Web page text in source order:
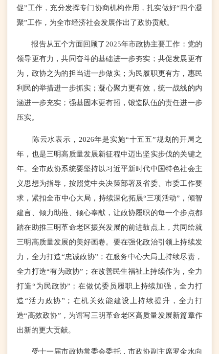
促”工作，充分发挥专门协商机构作用，扎实做好“四个凝
聚”工作，为全市经济社会发展作出了政协贡献。
报告从五个方面回顾了2025年市政协主要工作：党的
领导更有力，共同奋斗的基础进一步夯实；共促发展更有
为，政协之为的担当进一步做实；为民履职更有方，惠民
利民的举措进一步抓实；凝心聚力更有效，统一战线的内
涵进一步充实；强基固本更有招，锻造队伍的责任进一步
压实。
陈云水表示，2026年是实施“十五五”规划的开局之
年，也是三明高质量发展新征程中迈出坚实步伐的关键之
年。全市政协系统要坚持以习近平新时代中国特色社会主
义思想为指导，按照党中央决策部署及省委、市委工作要
求，紧扣全市中心大局，持续深化拓展“三项活动”，倾智
建言、倾力助推、倾心奉献，让政协履职的每一个步点都
踏在助推三明革命老区振兴发展的前进鼓点上，共同绘就
三明高质量发展的美好画卷。要在强化政治引领上持续发
力，全力打造“忠诚政协”；在服务中心大局上持续尽责，
全力打造“有为政协”；在改善民生福祉上持续作为，全力
打造“为民政协”；在做优委员履职上持续加强，全力打
造“活力政协”；在机关效能建设上持续提升，全力打
造“高效政协”，为谱写三明革命老区高质量发展新篇章作
出新的更大贡献。
受十一届市政协常委会委托，市政协副主席罗金水向